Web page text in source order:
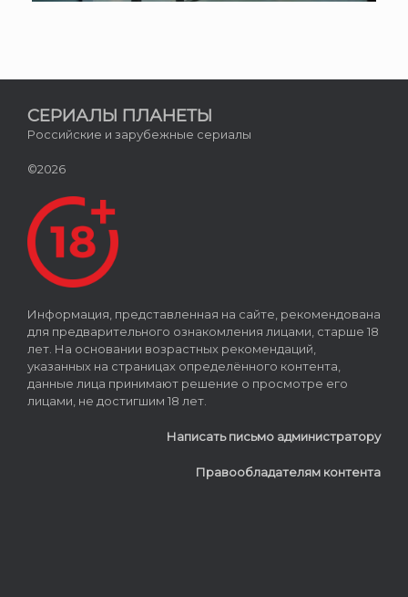
СЕРИАЛЫ ПЛАНЕТЫ
Российские и зарубежные сериалы
©2026
Информация, представленная на сайте, рекомендована
для предварительного ознакомления лицами, старше 18
лет. На основании возрастных рекомендаций,
указанных на страницах определённого контента,
данные лица принимают решение о просмотре его
лицами, не достигшим 18 лет.
Написать письмо администратору
Правообладателям контента